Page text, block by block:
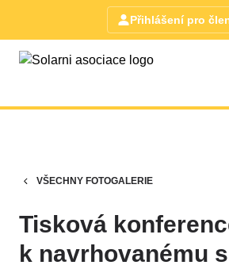
Přihlášení pro
VŠECHNY FOTOGALERIE
Tisková
k navrhovanému